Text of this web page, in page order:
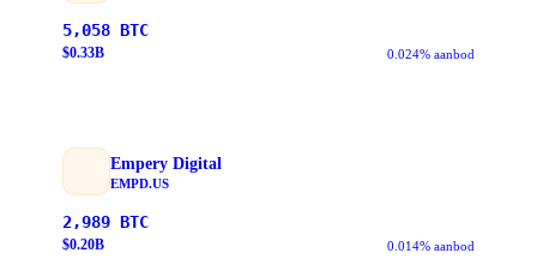
5,058 BTC
$0.33B 0.024% aanbod
Empery Digital
EMPD.US
2,989 BTC
$0.20B 0.014% aanbod